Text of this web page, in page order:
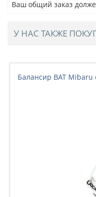
Ваш общий заказ
У НАС ТАКЖЕ
Балансир BAT Mibaru